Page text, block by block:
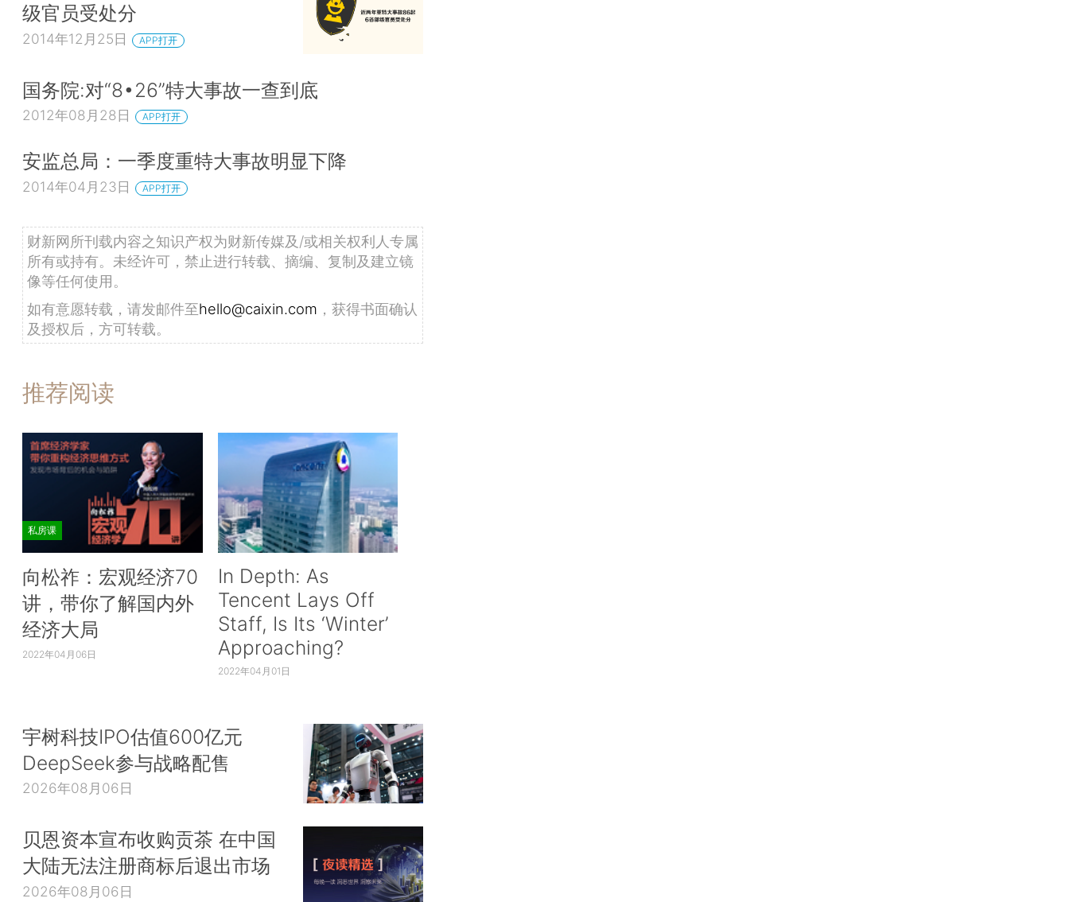
级官员受处分
2014年12月25日 APP打开
国务院:对“8•26”特大事故一查到底
2012年08月28日 APP打开
安监总局：一季度重特大事故明显下降
2014年04月23日 APP打开
财新网所刊载内容之知识产权为财新传媒及/或相关权利人专属
所有或持有。未经许可，禁止进行转载、摘编、复制及建立镜
像等任何使用。
如有意愿转载，请发邮件至hello@caixin.com ，获得书面确认
及授权后，方可转载。
推荐阅读
私房课
向松祚：宏观经济70
讲，带你了解国内外
经济大局
2022年04月06日
In Depth: As
Tencent Lays Off
Staff, Is Its ‘Winter’
Approaching?
2022年04月01日
宇树科技IPO估值600亿元
DeepSeek参与战略配售
2026年08月06日
贝恩资本宣布收购贡茶 在中国
大陆无法注册商标后退出市场
2026年08月06日